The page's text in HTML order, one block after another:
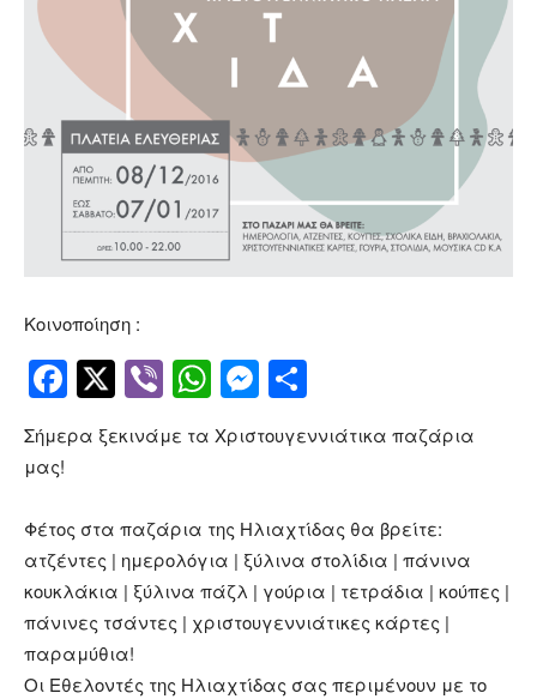
Κοινοποίηση :
Facebook
Twitter
ViberWhatsApp
Messenger
Σήμερα ξεκινάμε τα Χριστουγεννιάτικα παζάρια
μας!
Φέτος στα παζάρια της Ηλιαχτίδας θα βρείτε:
ατζέντες | ημερολόγια | ξύλινα στολίδια | πάνινα
κουκλάκια | ξύλινα πάζλ | γούρια | τετράδια | κούπες |
πάνινες τσάντες | χριστουγεννιάτικες κάρτες |
παραμύθια!
Οι Εθελοντές της Ηλιαχτίδας σας περιμένουν με το